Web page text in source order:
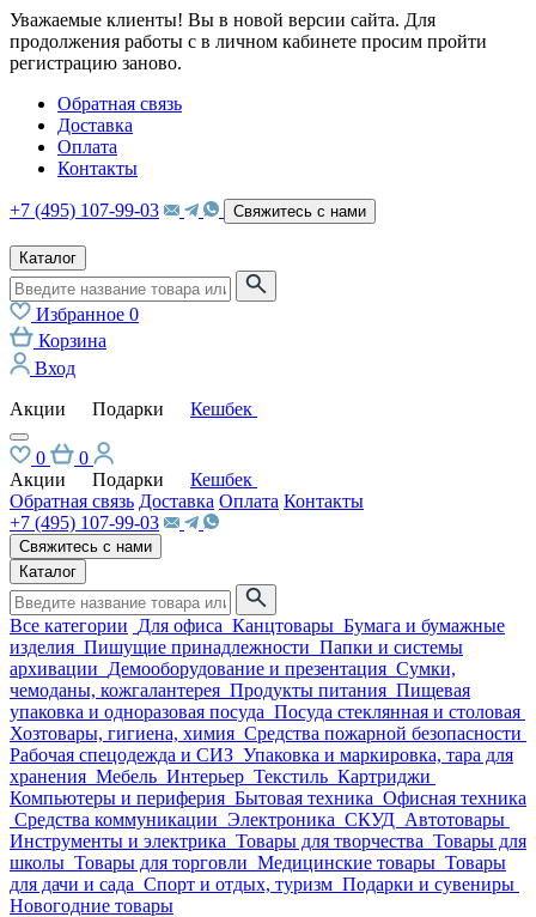
Уважаемые клиенты! Вы в новой версии сайта. Для
продолжения работы с в личном кабинете просим пройти
регистрацию заново.
Обратная связь
Доставка
Оплата
Контакты
+7 (495) 107-99-03 Свяжитесь с нами
Каталог
Избранное 0
Корзина
Вход
Акции
Подарки Кешбек
0
0
Акции
Подарки
Кешбек
Обратная связь Доставка Оплата Контакты
+7 (495) 107-99-03
Свяжитесь с нами
Каталог
Все категории Для офиса Канцтовары Бумага и бумажные
изделия Пишущие принадлежности Папки и системы
архивации Демооборудование и презентация Сумки,
чемоданы, кожгалантерея Продукты питания Пищевая
упаковка и одноразовая посуда Посуда стеклянная и столовая
Хозтовары, гигиена, химия Средства пожарной безопасности
Рабочая спецодежда и СИЗ Упаковка и маркировка, тара для
хранения Мебель Интерьер Текстиль Картриджи
Компьютеры и периферия Бытовая техника Офисная техника
Средства коммуникации Электроника СКУД Автотовары
Инструменты и электрика Товары для творчества Товары для
школы Товары для торговли Медицинские товары Товары
для дачи и сада Спорт и отдых, туризм Подарки и сувениры
Новогодние товары